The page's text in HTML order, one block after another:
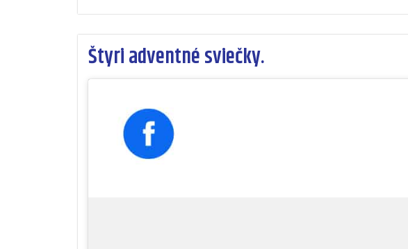
Štyri adventné sviečky.